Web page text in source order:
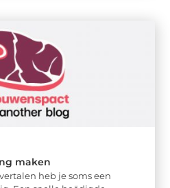
maken
heb je soms een